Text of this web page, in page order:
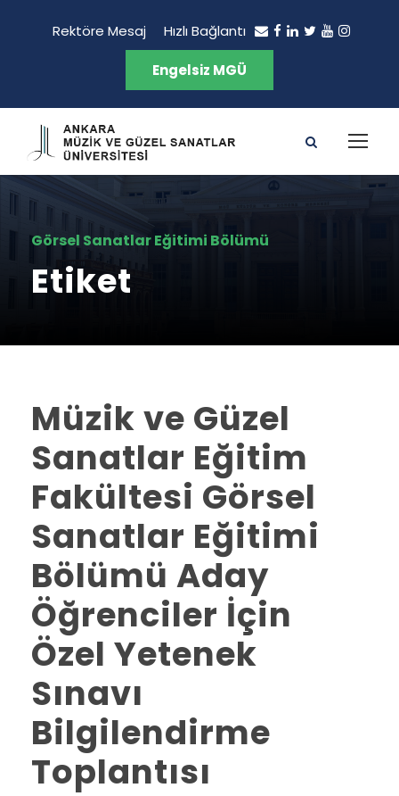
Rektöre Mesaj Hızlı Bağlantı
Engelsiz MGÜ
Görsel Sanatlar Eğitimi Bölümü
Etiket
Müzik ve Güzel
Sanatlar Eğitim
Fakültesi Görsel
Sanatlar Eğitimi
Bölümü Aday
Öğrenciler İçin
Özel Yetenek
Sınavı
Bilgilendirme
Toplantısı